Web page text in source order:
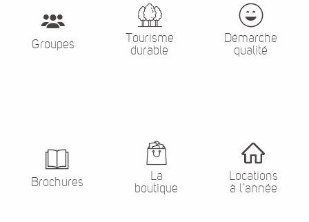
Groupes
Tourisme
durable
Démarche
qualité
Brochures
La
boutique
Locations
à l’année